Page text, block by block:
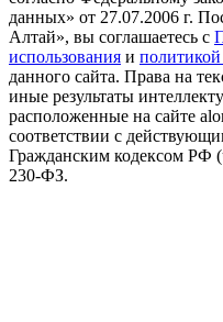
данных» от 27.07.2006 г.
Алтай», вы соглашаетесь с
использования и
данного сайта. Права на
иные результаты
расположенные на сайте
соответствии с
Гражданским кодексом РФ
230-ФЗ.